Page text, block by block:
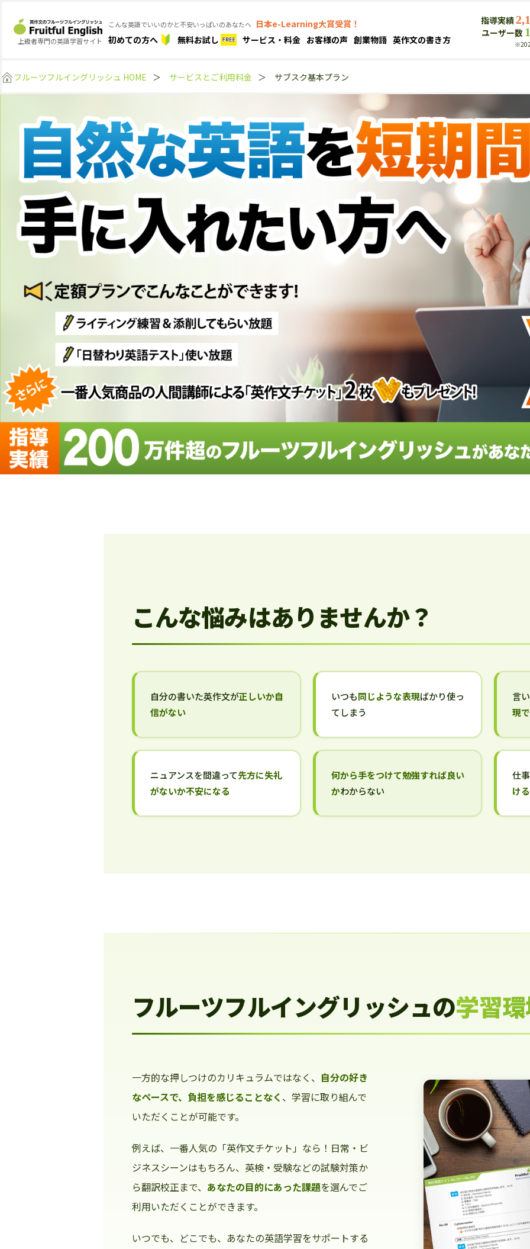
上級者専門の英語学習サイト
こんな英語でいいのかと不安いっぱいのあなたへ 日本e-Learning大賞受賞！
初めての方へ
無料お試し サービス・料金 お客様の声 創業物語 英作文の書き方
指導実績
ユーザー数
フルーツフルイングリッシュ HOME ＞ サービスとご利用料金 ＞ サブスク基本プラン
こんな悩みはありませんか？
自分の書いた英作文が正しいか自
信がない
いつも同じような表現ばかり使っ
てしまう
言
現
ニュアンスを間違って先方に失礼
がないか不安になる
何から手をつけて勉強すれば良い
かわからない
仕
け
フルーツフルイングリッシュの学習
一方的な押しつけのカリキュラムではなく、 自分の好き
なペースで、負担を感じることなく 、学習に取り組んで
いただくことが可能です。
例えば、一番人気の「英作文チケット」なら！日常・ビ
ジネスシーンはもちろん、英検・受験などの試験対策か
ら翻訳校正まで、 あなたの目的にあった課題を選んでご
利用いただくことができます。
いつでも、どこでも、あなたの英語学習をサポートする